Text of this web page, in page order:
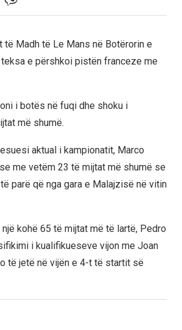
Madh të Le Mans në Botërorin e
e përshkoi pistën franceze me
i botës në fuqi dhe shoku i
më shumë.
aktual i kampionatit, Marco
me vetëm 23 të mijtat më shumë se
parë që nga gara e Malajzisë në vitin
kohë 65 të mijtat më të lartë, Pedro
i kualifikueseve vijon me Joan
të jetë në vijën e 4-t të startit së